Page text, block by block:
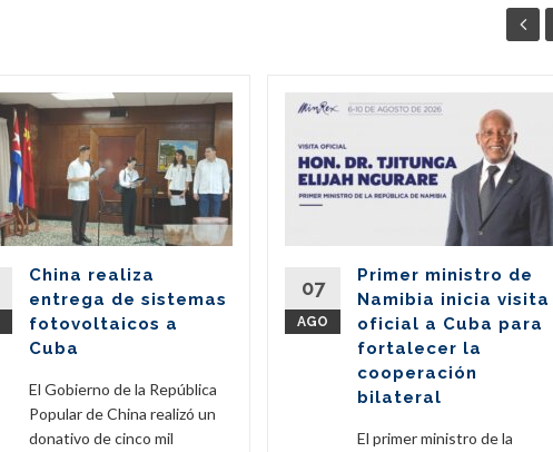
China realiza
entrega de sistemas
fotovoltaicos a
Cuba
El Gobierno de la República
Popular de China realizó un
donativo de cinco mil
07
AGO
Primer ministro de
Namibia inicia visita
oficial a Cuba para
fortalecer la
cooperación
bilateral
El primer ministro de la